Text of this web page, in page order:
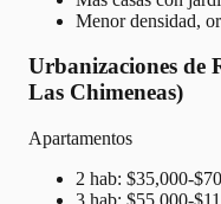
Menor densidad,
Urbanizaciones de
Las Chimeneas)
Apartamentos
2 hab: $35,000-
3 hab: $55,000-